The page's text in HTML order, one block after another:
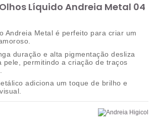
Líquido Andreia Metal 04
Andreia Metal é perfeito para criar um
duração e alta pigmentação desliza
pele, permitindo a criação de traços
adiciona um toque de brilho e